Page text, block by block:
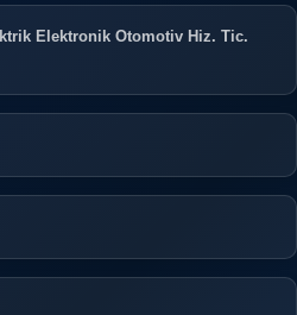
Elektronik Otomotiv Hiz. Tic.